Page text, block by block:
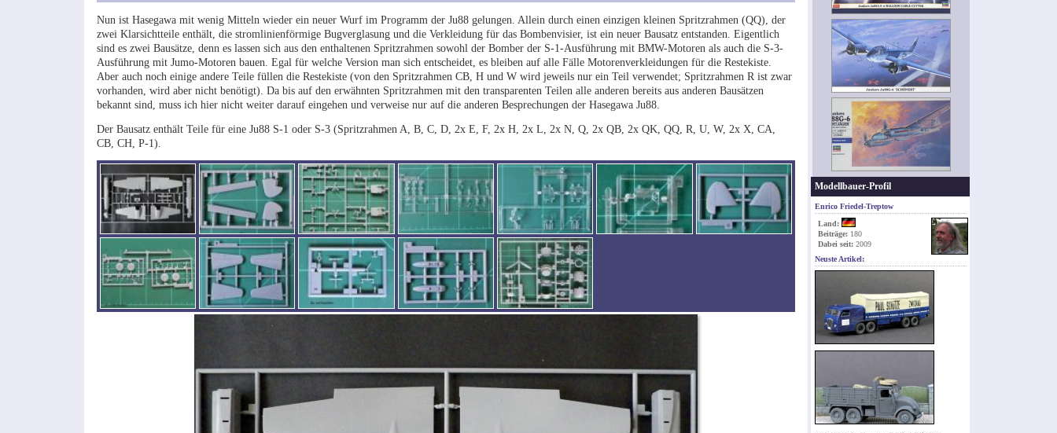
Nun ist Hasegawa mit wenig Mitteln wieder ein neuer Wurf im Programm der Ju88 gelungen. Allein durch einen einzigen kleinen Spritzrahmen (QQ), der
zwei Klarsichtteile enthält, die stromlinienförmige Bugverglasung und die Verkleidung für das Bombenvisier, ist ein neuer Bausatz entstanden. Eigentlich
sind es zwei Bausätze, denn es lassen sich aus den enthaltenen Spritzrahmen sowohl der Bomber der S-1-Ausführung mit BMW-Motoren als auch die S-3-
Ausführung mit Jumo-Motoren bauen. Egal für welche Version man sich entscheidet, es bleiben auf alle Fälle Motorenverkleidungen für die Restekiste.
Aber auch noch einige andere Teile füllen die Restekiste (von den Spritzrahmen CB, H und W wird jeweils nur ein Teil verwendet; Spritzrahmen R ist zwar
vorhanden, wird aber nicht benötigt). Da bis auf den erwähnten Spritzrahmen mit den transparenten Teilen alle anderen bereits aus anderen Bausätzen
bekannt sind, muss ich hier nicht weiter darauf eingehen und verweise nur auf die anderen Besprechungen der Hasegawa Ju88.
Der Bausatz enthält Teile für eine Ju88 S-1 oder S-3 (Spritzrahmen A, B, C, D, 2x E, F, 2x H, 2x L, 2x N, Q, 2x QB, 2x QK, QQ, R, U, W, 2x X, CA,
CB, CH, P-1).
Modellbauer-Profil
Enrico Friedel-Treptow
Land:
Beiträge: 180
Dabei seit: 2009
Neuste Artikel: